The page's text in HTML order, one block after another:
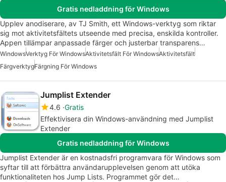
Gratis nedladdning för Windows
Upplev anodiserare, av TJ Smith, ett Windows-verktyg som riktar
sig mot aktivitetsfältets utseende med precisa, enskilda kontroller.
Appen tillämpar anpassade färger och justerbar transparens…
WindowsVerktyg För WindowsAktivitetsfält För WindowsAktivitetsfält
FärgverktygFärgning För Windows
Jumplist Extender
4.6 Gratis
Effektivisera din Windows-användning med Jumplist
Extender
Gratis nedladdning för Windows
Jumplist Extender är en kostnadsfri programvara för Windows som
syftar till att förbättra användarupplevelsen genom att utöka
funktionaliteten hos Jump Lists. Programmet gör det…